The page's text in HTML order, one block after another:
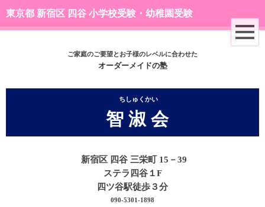
東京都 新宿区 四谷 小学校受験・幼稚園受験
ご家庭のご要望とお子様のレベルに合わせた
オーダーメイドの塾
ちしゅくかい
智 淑 会
新宿区 四谷 三栄町 15－39
ステラ四谷１F
四ツ谷駅徒歩３分
090-5301-1898